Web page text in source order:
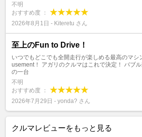
不明
おすすめ度 ：
2026年8月1日 - Kiteretu さん
至上のFun to Drive！
いつでもどこでも全開走行が楽しめる最高のマシ
usement！ アガリのクルマはこれで決定！ バブ
の一台
不明
おすすめ度 ：
2026年7月29日 - yonda? さん
クルマレビューをもっと見る